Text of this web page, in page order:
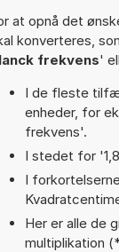
at opnå det
konverteres,
frekvens'
I de fleste
enheder, for
frekvens'.
I stedet for
I
Her er alle de
multiplikation